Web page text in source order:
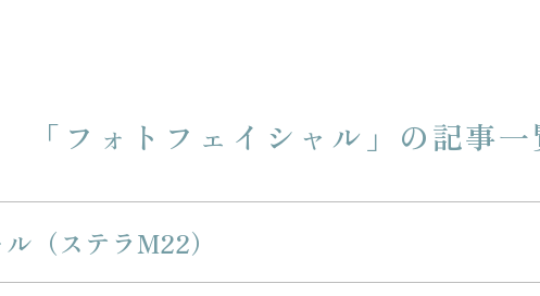
「フォトフェイシャル」の記事
（ステラM22）